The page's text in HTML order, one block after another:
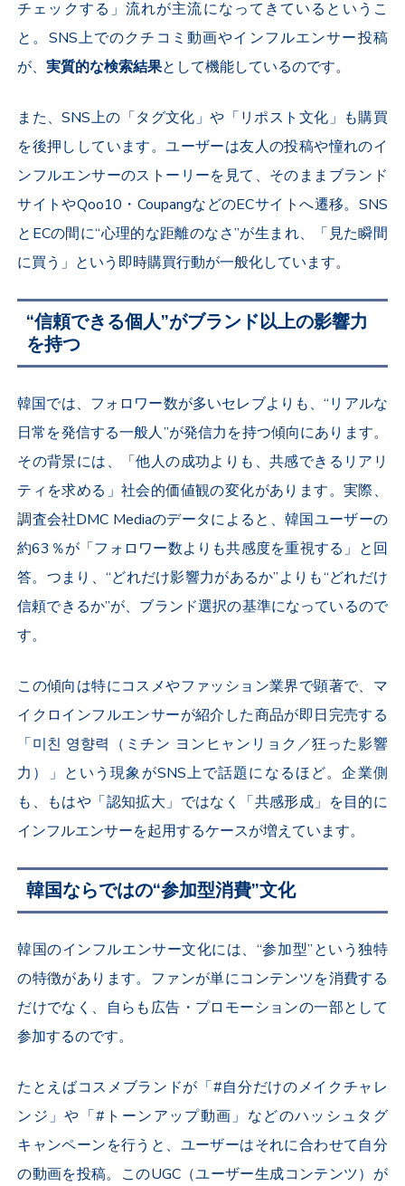
チェックする」流れが主流になってきているというこ
と。 SNS上でのクチコミ動画やインフルエンサー投稿
が、実質的な検索結果として機能しているのです。
また、SNS上の「タグ文化」や「リポスト文化」も購買
を後押ししています。ユーザーは友人の投稿や憧れのイ
ンフルエンサーのストーリーを見て、そのままブランド
サイトやQoo10 ・ CoupangなどのECサイトへ遷移。 SNS
と ECの間に“心理的な距離のなさ”が生まれ、「見た瞬間
に買う」という即時購買行動が一般化しています。
“信頼できる個人”がブランド以上の影響力
を持つ
韓国では、フォロワー数が多いセレブよりも、“リアルな
日常を発信する一般人”が発信力を持つ傾向にあります。
その背景には、「他人の成功よりも、共感できるリアリ
ティを求める」社会的価値観の変化があります。実際、
調査会社DMC Mediaのデータによると、韓国ユーザーの
約63 ％が「フォロワー数よりも共感度を重視する」と回
答。つまり、“どれだけ影響力があるか”よりも“どれだけ
信頼できるか”が、ブランド選択の基準になっているので
す。
この傾向は特にコスメやファッション業界で顕著で、マ
イクロインフルエンサーが紹介した商品が即日完売する
「미친 영향력（ミチン ヨンヒャンリョク／狂った影響
力）」という現象がSNS上で話題になるほど。企業側
も、もはや「認知拡大」ではなく「共感形成」を目的に
インフルエンサーを起用するケースが増えています。
韓国ならではの“参加型消費”文化
韓国のインフルエンサー文化には、“参加型”という独特
の特徴があります。ファンが単にコンテンツを消費する
だけでなく、自らも広告・プロモーションの一部として
参加するのです。
たとえばコスメブランドが「#自分だけのメイクチャレ
ンジ」や「#トーンアップ動画」などのハッシュタグ
キャンペーンを行うと、ユーザーはそれに合わせて自分
の動画を投稿。このUGC（ユーザー生成コンテンツ）が